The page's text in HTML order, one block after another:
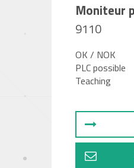
Moniteur
9110
OK / NOK
PLC possible
Teaching